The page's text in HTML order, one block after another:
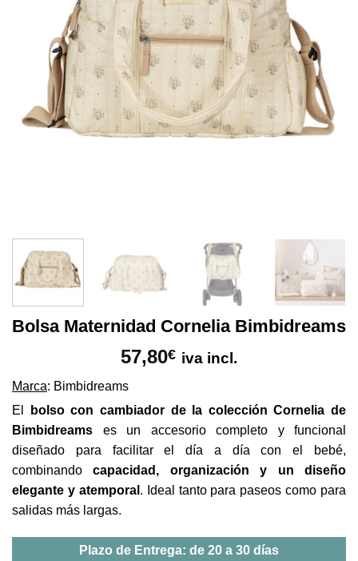
Bolsa Maternidad Cornelia Bimbidreams
57,80€ iva incl.
Marca: Bimbidreams
El
bolso con cambiador de la colección Cornelia de
Bimbidreams es un accesorio completo y funcional
diseñado para facilitar el día a día con el bebé,
combinandocapacidad, organización y un diseño
elegante y atemporal . Ideal tanto para paseos como para
salidas más largas.
Plazo de Entrega: de 20 a 30 días